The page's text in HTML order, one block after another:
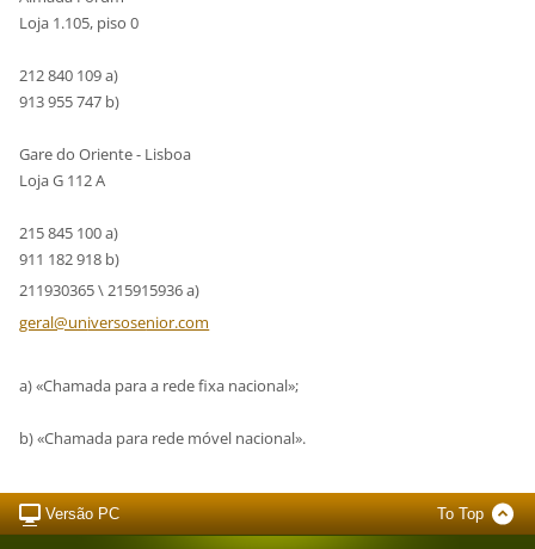
Loja 1.105, piso 0
212 840 109 a)
913 955 747 b)
Gare do Oriente - Lisboa
Loja G 112 A
215 845 100 a)
911 182 918 b)
211930365 \ 215915936 a)
geral@universosenior.com
a) «Chamada para a rede fixa nacional»;
b) «Chamada para rede móvel nacional».
Versão PC To Top